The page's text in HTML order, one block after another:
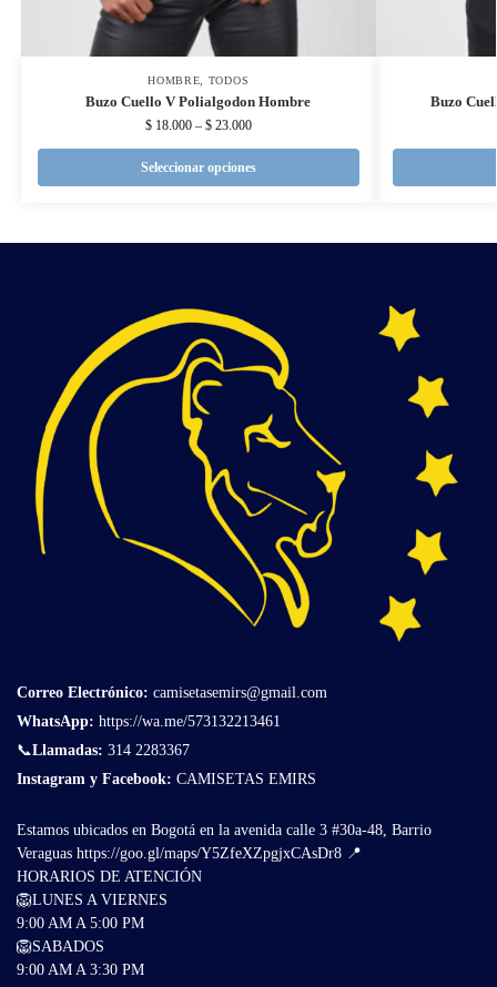
HOMBRE TODOS
Buzo Cuello V Polialgodon Hombre
$18.000 – $23.000
Seleccionar opciones
Buzo
Correo Electrónico: camisetasemirs@gmail.com
WhatsApp: https://wa.me/573132213461
📞Llamadas: 314 2283367
Instagram y Facebook: CAMISETAS EMIRS
Estamos ubicados en Bogotá en la avenida calle 3 #30a-48, Barrio
Veraguas https://goo.gl/maps/Y5ZfeXZpgjxCAsDr8 📍
HORARIOS DE ATENCIÓN
🦁LUNES A VIERNES
9:00 AM A 5:00 PM
🦁SABADOS
9:00 AM A 3:30 PM